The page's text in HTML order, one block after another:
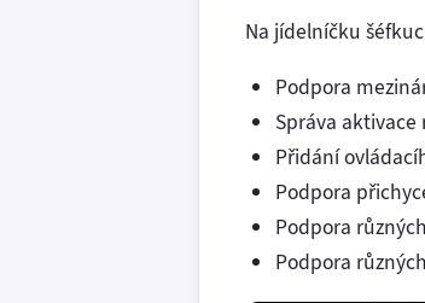
Na jídelníčku
Podpora
Správa
Přidání
Podpora
Podpora
Podpora